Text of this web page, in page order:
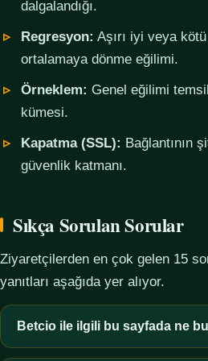
dalgalandığı.
Regresyon: Aşırı iyi veya
ortalamaya dönme eğilimi.
Örneklem: Genel eğilimi
kümesi.
Kapatma (SSL): Bağlantının
güvenlik katmanı.
Sıkça Sorulan Sorular
Ziyaretçilerden en çok gelen 15
yanıtları aşağıda yer alıyor.
Betcio ile ilgili bu sayfada ne
Bu sayfada yalnızca kavramsal